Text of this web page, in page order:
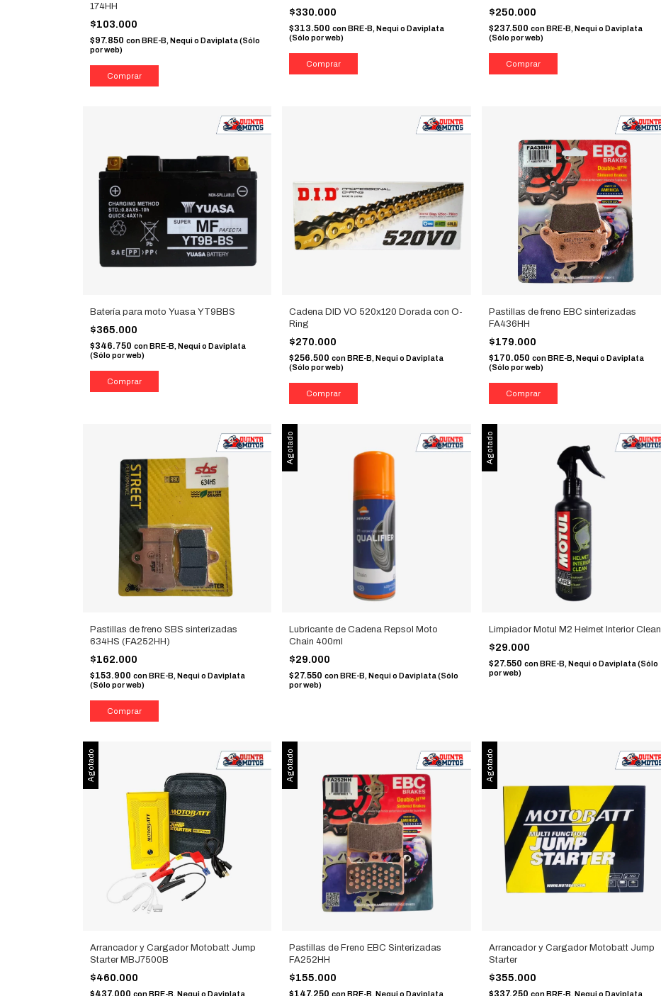
174HH
$103.000
$97.850 conBRE-B, Nequi o Daviplata (Sólo
por web)
$330.000
$313.500conBRE-B, Nequi o Daviplata
(Sólo por web)
$250.000
$237.500 con BRE-B, Nequi o Daviplata
(Sólo por web)
Batería para moto Yuasa YT9BBS
$365.000
$346.750 con BRE-B, Nequi o Daviplata
(Sólo por web)
Cadena DID VO 520x120 Dorada con O-
Ring
$270.000
$256.500con BRE-B, Nequi o Daviplata
(Sólo por web)
Pastillas de freno EBC sinterizadas
FA436HH
$179.000
$170.050 con BRE-B, Nequi o Daviplata
(Sólo por web)
Pastillas de freno SBS sinterizadas
634HS (FA252HH)
$162.000
$153.900 con BRE-B, Nequi o Daviplata
(Sólo por web)
Agotado
Lubricante de Cadena Repsol Moto
Chain 400ml
$29.000
$27.550con BRE-B, Nequi o Daviplata (Sólo
por web)
Agotado
Limpiador Motul M2 Helmet Interior Clean
$29.000
$27.550 con BRE-B, Nequi o Daviplata (Sólo
por web)
Agotado
Arrancador y Cargador Motobatt Jump
Starter MBJ7500B
$460.000
$437.000 conBRE-B, Nequi o Daviplata
Agotado
Pastillas de Freno EBC Sinterizadas
FA252HH
$155.000
$147.250conBRE-B, Nequi o Daviplata
Agotado
Arrancador y Cargador Motobatt Jump
Starter
$355.000
$337.250 con BRE-B, Nequi o Daviplata